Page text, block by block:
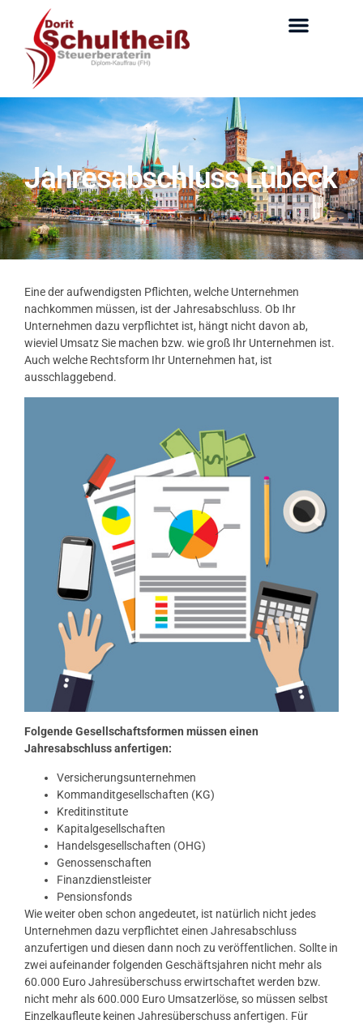
Jahresabschluss Lübeck
Eine der aufwendigsten Pflichten, welche Unternehmen
nachkommen müssen, ist der Jahresabschluss. Ob Ihr
Unternehmen dazu verpflichtet ist, hängt nicht davon ab,
wieviel Umsatz Sie machen bzw. wie groß Ihr Unternehmen ist.
Auch welche Rechtsform Ihr Unternehmen hat, ist
ausschlaggebend.
Folgende Gesellschaftsformen müssen einen
Jahresabschluss anfertigen:
Versicherungsunternehmen
Kommanditgesellschaften (KG)
Kreditinstitute
Kapitalgesellschaften
Handelsgesellschaften (OHG)
Genossenschaften
Finanzdienstleister
Pensionsfonds
Wie weiter oben schon angedeutet, ist natürlich nicht jedes
Unternehmen dazu verpflichtet einen Jahresabschluss
anzufertigen und diesen dann noch zu veröffentlichen. Sollte in
zwei aufeinander folgenden Geschäftsjahren nicht mehr als
60.000 Euro Jahresüberschuss erwirtschaftet werden bzw.
nicht mehr als 600.000 Euro Umsatzerlöse, so müssen selbst
Einzelkaufleute keinen Jahresüberschuss anfertigen. Für